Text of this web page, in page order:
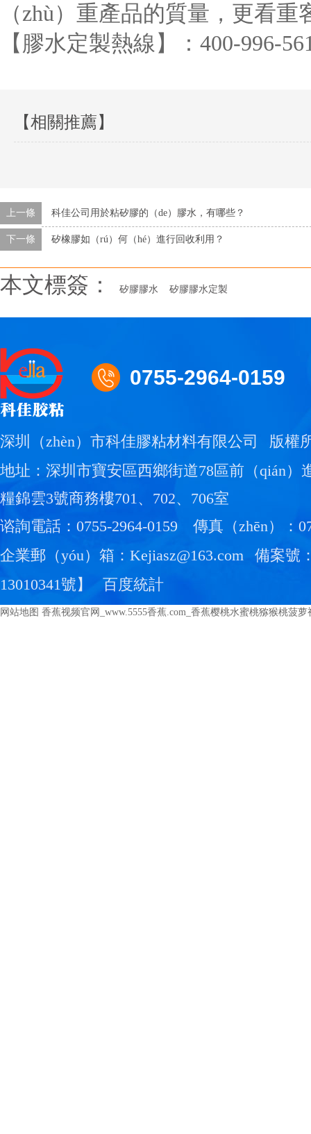
（zhù）重產品的質量，更看
【膠水定製熱線】：400-996-
【相關推薦】
上一條 科佳公司用於粘矽膠的（de）膠水，有哪些？
下一條 矽橡膠如（rú）何（hé）進行回收利用？
本文標簽： 矽膠膠水 矽膠膠水定製
0755-2964-0159
深圳（zhèn）市科佳膠粘材料有限公司
版權
地址：深圳市寶安區西鄉街道78區前（qián）
糧錦雲3號商務樓701、702、706室
谘詢電話：0755-2964-0159
傳真（zhēn）：
企業郵（yóu）箱：Kejiasz@163.com
備案號
13010341號 】 百度統計
网站地图 香蕉视频官网_www.5555香蕉.com_香蕉樱桃水蜜桃猕猴桃菠